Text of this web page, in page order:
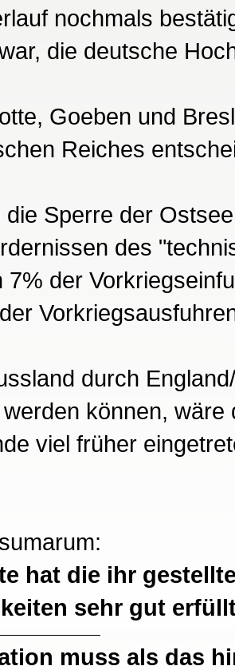
nochmals
die deutsche
Goeben und
Reiches
die Sperre der
des
7% der
durch
können,
viel früher
hat die ihr
sehr gut
muss als das